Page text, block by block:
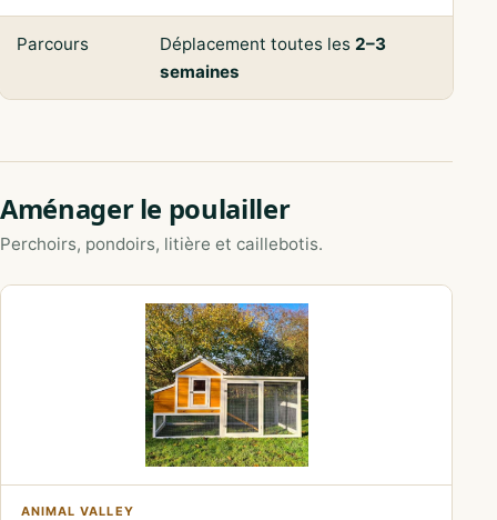
Parcours Déplacement toutes les 2–3
semaines
Aménager le poulailler
Perchoirs, pondoirs, litière et caillebotis.
ANIMAL VALLEY